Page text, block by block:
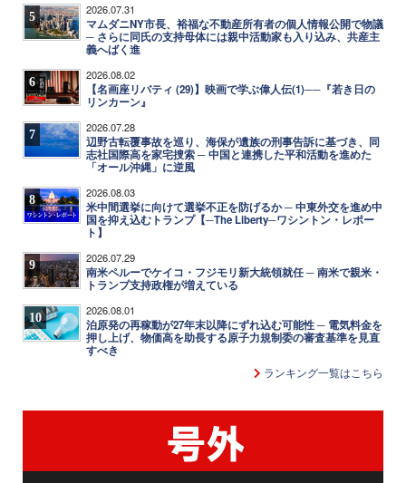
5 2026.07.31
マムダニNY市長、裕福な不動産所有者の個人情報公開で物議
─ さらに同氏の支持母体には親中活動家も入り込み、共産主
義へばく進
6 2026.08.02
【名画座リバティ (29)】映画で学ぶ偉人伝(1)──『若き日の
リンカーン』
7 2026.07.28
辺野古転覆事故を巡り、海保が遺族の刑事告訴に基づき、同
志社国際高を家宅捜索 ─ 中国と連携した平和活動を進めた
「オール沖縄」に逆風
8 2026.08.03
米中間選挙に向けて選挙不正を防げるか ─ 中東外交を進め中
国を抑え込むトランプ【─The Liberty─ワシントン・レポー
ト】
9 2026.07.29
南米ペルーでケイコ・フジモリ新大統領就任 ─ 南米で親米・
トランプ支持政権が増えている
10 2026.08.01
泊原発の再稼動が27年末以降にずれ込む可能性 ─ 電気料金を
押し上げ、物価高を助長する原子力規制委の審査基準を見直
すべき
ランキング一覧はこちら